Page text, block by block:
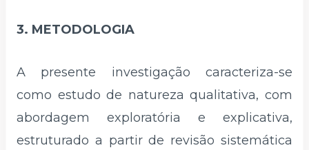
3. METODOLOGIA
A presente investigação caracteriza-se
como estudo de natureza qualitativa, com
abordagem exploratória e explicativa,
estruturado a partir de revisão sistemática